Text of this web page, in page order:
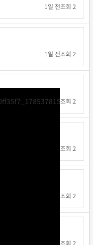
1일 전조회 2
1일 전조회 2
1일 전조회 2
조회 2
조회 2
조회 2